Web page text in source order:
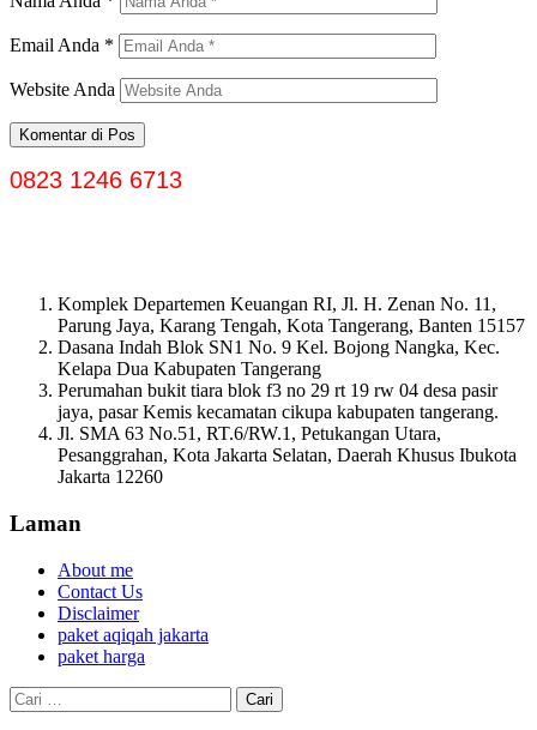
Email Anda *
Website Anda
0823 1246 6713
Komplek Departemen Keuangan RI, Jl. H. Zenan No. 11,
Parung Jaya, Karang Tengah, Kota Tangerang, Banten 15157
Dasana Indah Blok SN1 No. 9 Kel. Bojong Nangka, Kec.
Kelapa Dua Kabupaten Tangerang
Perumahan bukit tiara blok f3 no 29 rt 19 rw 04 desa pasir
jaya, pasar Kemis kecamatan cikupa kabupaten tangerang.
Jl. SMA 63 No.51, RT.6/RW.1, Petukangan Utara,
Pesanggrahan, Kota Jakarta Selatan, Daerah Khusus Ibukota
Jakarta 12260
Laman
About me
Contact Us
Disclaimer
paket aqiqah jakarta
paket harga
Cari
untuk: